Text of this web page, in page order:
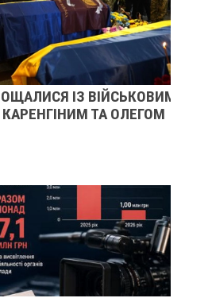
ІЗ ВІЙСЬКОВИМИ
ТА ОЛЕГОМ